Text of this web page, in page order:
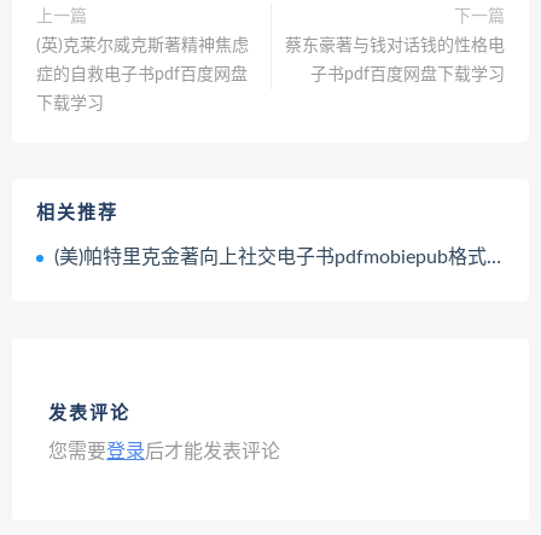
上一篇
(英)克莱尔威克斯著精神焦虑
症的自救电子书pdf百度网盘
下载学习
下一篇
蔡东豪著与钱对话钱的性格电
子书pdf百度网盘下载学习
相关推荐
(美)帕特里克金著向上社交电子书pdfmobiepub格式百度网盘下载学习
发表评论
您需要登录后才能发表评论